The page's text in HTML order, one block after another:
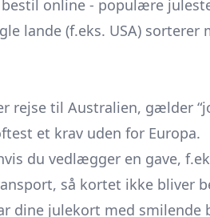
bestil online - populære
lande (f.eks. USA)
rejse til Australien, gælder
et krav uden for Europa.
du vedlægger en gave,
så kortet ikke bliver
dine julekort med smilende